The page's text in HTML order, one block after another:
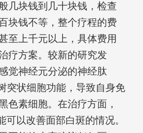
几块钱到几十块钱，检查
块钱不等，整个疗程的费
至上千元以上，具体费用
疗方案。较新的研究发
觉神经元分泌的神经肽
突状细胞功能，导致自身免
色素细胞。在治疗方面，
可以改善面部白斑的情况。